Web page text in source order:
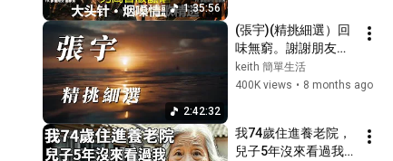
26 lovekerotk
27
張宇 Phil Chang - 一言難盡
It's A Long Story (官方完整
版MV)
Timeless Music
28
張宇 Phil Chang - 愛都愛了
Been In Love Before (官方
完整版MV)
Timeless Music
1:35:56
男高音版翻唱 【大头
针 · 烟嗓情歌精选】#
中文经典老歌
2:42:32
(張宇)(精挑細選）回
味無窮。謝謝朋友😃
😃😃😃
keith 簡單生活
400K views • 8 months ago
我74歲住進養老院，
兒子5年沒來看過我，